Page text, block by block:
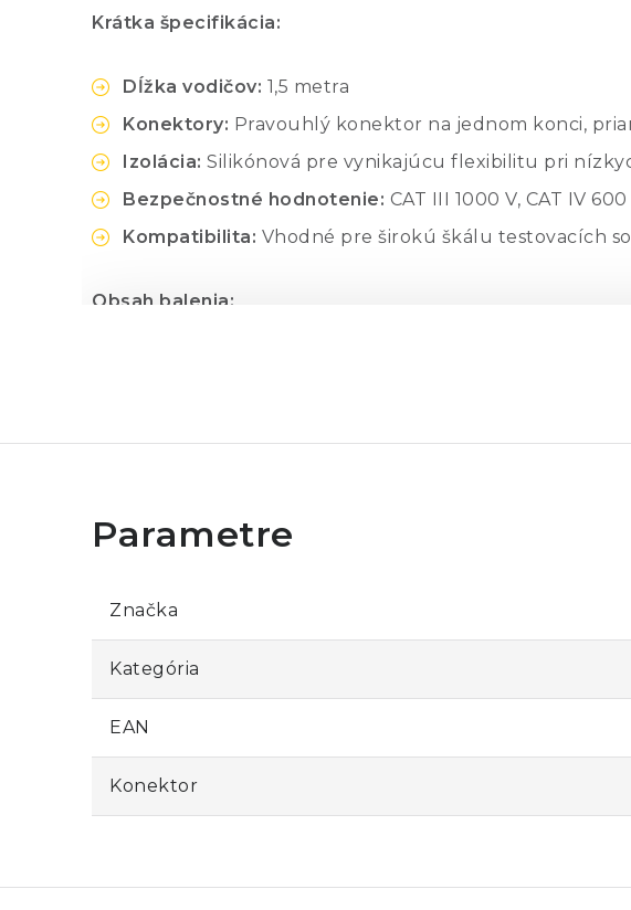
Krátka špecifikácia:
Dĺžka vodičov: 1,5 metra
Konektory: Pravouhlý konektor na jednom konci,
Izolácia: Silikónová pre vynikajúcu flexibilitu pri
Bezpečnostné hodnotenie: CAT III 1000 V, CAT IV 600
Kompatibilita: Vhodné pre širokú škálu testovacích
Obsah balenia:
Značka
Kategória
EAN
Konektor